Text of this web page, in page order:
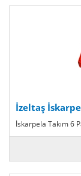
İzeltaş
İskarpela Takım 6